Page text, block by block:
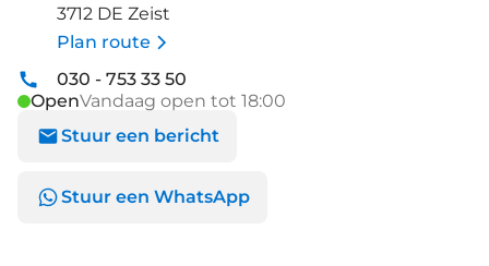
3712 DE Zeist
Plan route
030 - 753 33 50
OpenVandaag open tot 18:00
Stuur een bericht
Stuur een WhatsApp